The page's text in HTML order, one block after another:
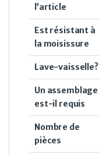
l’article
Est résistant à
la moisissure
Lave-vaisselle?
Un assemblage
est-il requis
Nombre de
pièces